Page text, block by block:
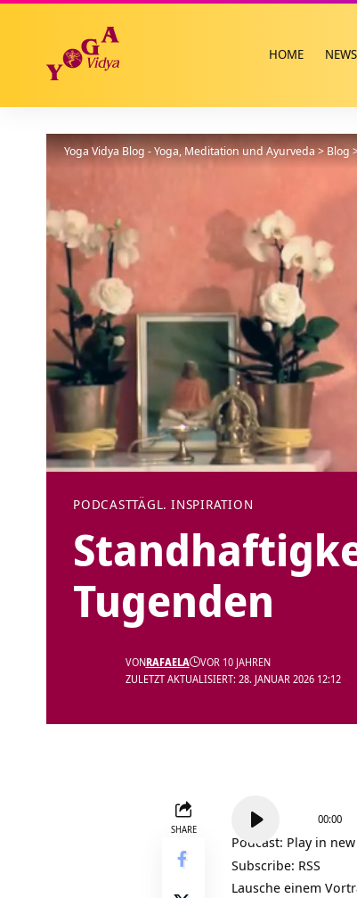
HOME NEWS
Yoga Vidya Blog - Yoga, Meditation und Ayurveda>Blog
PODCASTTÄGL. INSPIRATION
Tugenden
ZULETZT AKTUALISIERT: 28. JANUAR 2026 12:12
VONRAFAELA VOR 10 JAHREN
SHARE
Player
00:00
Podcast: Play in
Subscribe: RSS
Lausche einem